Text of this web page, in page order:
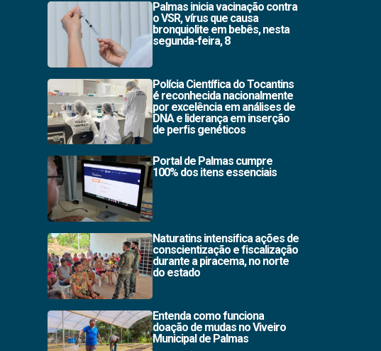
Palmas inicia vacinação contra
o VSR, vírus que causa
bronquiolite em bebês, nesta
segunda-feira, 8
Polícia Científica do Tocantins
é reconhecida nacionalmente
por excelência em análises de
DNA e liderança em inserção
de perfis genéticos
Portal de Palmas cumpre
100% dos itens essenciais
Naturatins intensifica ações de
conscientização e fiscalização
durante a piracema, no norte
do estado
Entenda como funciona
doação de mudas no Viveiro
Municipal de Palmas